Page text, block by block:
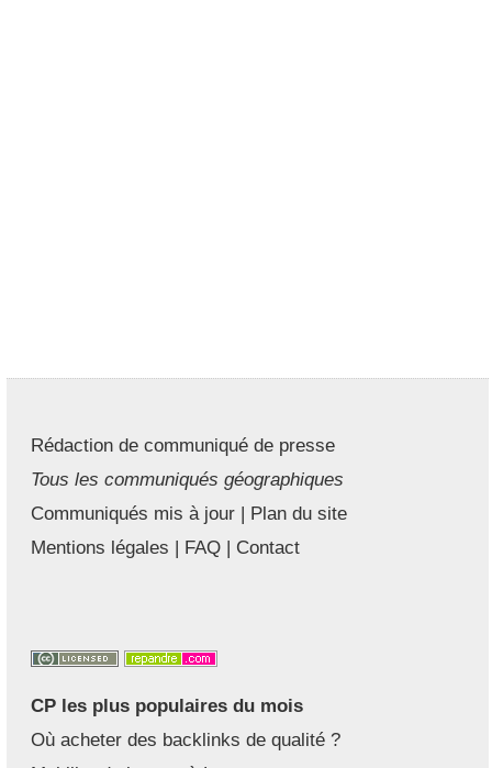
Rédaction de communiqué de presse
Tous les communiqués géographiques
Communiqués mis à jour | Plan du site
Mentions légales | FAQ | Contact
CP les plus populaires du mois
Où acheter des backlinks de qualité ?